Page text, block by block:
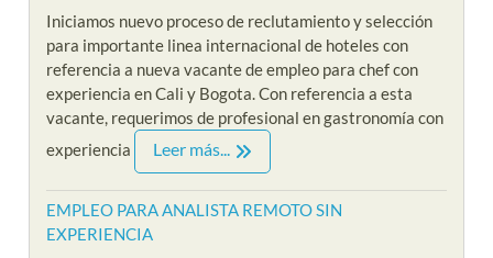
Iniciamos nuevo proceso de reclutamiento y selección
para importante linea internacional de hoteles con
referencia a nueva vacante de empleo para chef con
experiencia en Cali y Bogota. Con referencia a esta
vacante, requerimos de profesional en gastronomía con
experiencia
Leer más...
EMPLEO PARA ANALISTA REMOTO SIN
EXPERIENCIA